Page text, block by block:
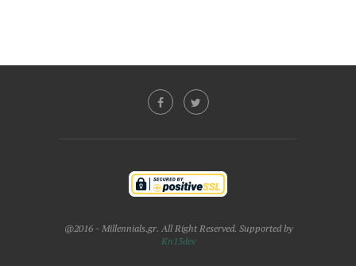
@2016 - Millennials.gr. All Right Reserved. Supported by
Kn13dev